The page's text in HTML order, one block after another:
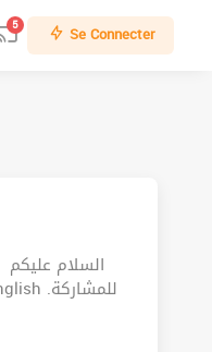
5 Se Connecter
السلام